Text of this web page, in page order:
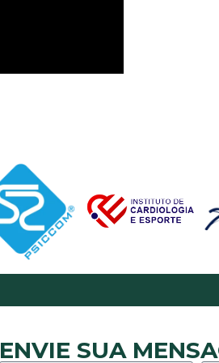
ENVIE SUA